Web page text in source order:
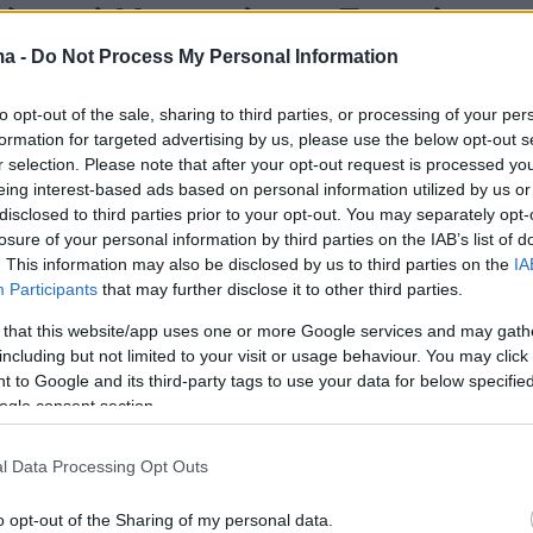
- Do Not Process My Personal Information
opt-out of the sale, sharing to third parties, or processing of your
for targeted advertising by us, please use the below opt-out
selection. Please note that after your opt-out request is processed
interest-based ads based on personal information utilized by us
to third parties prior to your opt-out. You may separately
of your personal information by third parties on the IAB’s list of
This information may also be disclosed by us to third parties on the
Participants that may further disclose it to other third parties.
that this website/app uses one or more Google services and may
but not limited to your visit or usage behaviour. You may
to Google and its third-party tags to use your data for below
consent section.
Data Processing Opt Outs
opt-out of the Sharing of my personal data.
από Μητσοτάκη, η Τουρκία
στο SAFE γιατί δεν ήθελαν
αμυντικές βιομηχανίες
συνταγματική αναθεώρηση και τα εσωκομματικά του
οι συνομιλίες Κομισιόν –
για τη συμμετοχή στο
SAFE, παρά το σκόντο των
συμφωνία έως την Παρασκευή, όμως το
την ένταξη του Καναδά στο SAFE